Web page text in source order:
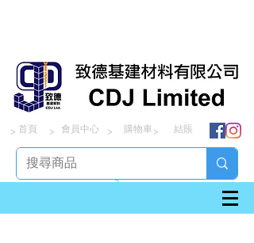
> > > >
首頁 會員中心 購物車 結賬